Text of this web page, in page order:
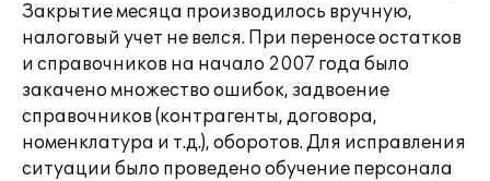
Закрытие месяца производилось вручную,
налоговый учет не велся. При переносе остатков
и справочников на начало 2007 года было
закачено множество ошибок, задвоение
справочников (контрагенты, договора,
номенклатура и т.д.), оборотов. Для исправления
ситуации было проведено обучение персонала